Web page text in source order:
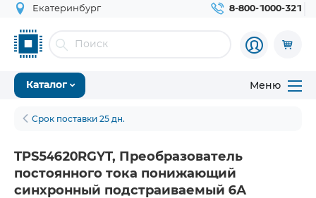
Екатеринбург 8-800-1000-321
Каталог Меню
Срок поставки 25 дн.
TPS54620RGYT, Преобразователь
постоянного тока понижающий
синхронный подстраиваемый 6А